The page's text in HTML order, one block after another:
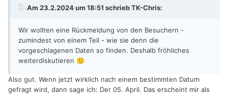
Am 23.2.2024 um 18:51 schriebTK-Chris:
Wir wollten eine Rückmeldung von den Besuchern -
zumindest von einem Teil - wie sie denn die
vorgeschlagenen Daten so finden. Deshalb fröhliches
weiterdiskutieren 🙂
Also gut. Wenn jetzt wirklich nach einem bestimmten Datum
gefragt wird, dann sage ich: Der 05. April. Das erscheint mir als